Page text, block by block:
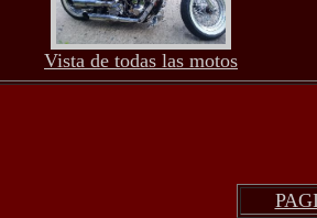
Vista de todas las motos